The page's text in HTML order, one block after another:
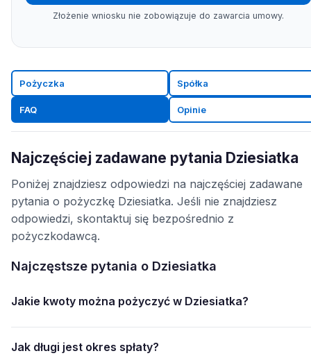
Złożenie wniosku nie zobowiązuje do zawarcia umowy.
Pożyczka Spółka
FAQ Opinie
Najczęściej zadawane pytania Dziesiatka
Poniżej znajdziesz odpowiedzi na najczęściej zadawane
pytania o pożyczkę Dziesiatka. Jeśli nie znajdziesz
odpowiedzi, skontaktuj się bezpośrednio z
pożyczkodawcą.
Najczęstsze pytania o Dziesiatka
Jakie kwoty można pożyczyć w Dziesiatka?
Jak długi jest okres spłaty?